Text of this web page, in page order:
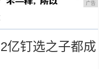
广告
亿钉选之子都成